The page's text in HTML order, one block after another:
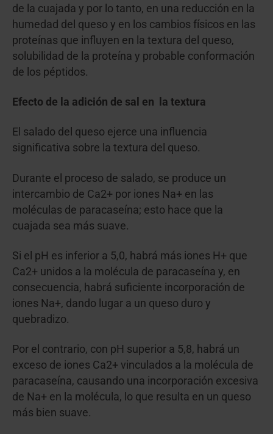
de la cuajada y por lo tanto, en una reducción en la
humedad del queso y en los cambios físicos en las
proteínas que influyen en la textura del queso,
solubilidad de la proteína y probable conformación
de los péptidos.
Efecto de la adición de sal en la textura
El salado del queso ejerce una influencia
significativa sobre la textura del queso.
Durante el proceso de salado, se produce un
intercambio de Ca2+ por iones Na+ en las
moléculas de paracaseína; esto hace que la
cuajada sea más suave.
Si el pH es inferior a 5,0, habrá más iones H+ que
Ca2+ unidos a la molécula de paracaseína y, en
consecuencia, habrá suficiente incorporación de
iones Na+, dando lugar a un queso duro y
quebradizo.
Por el contrario, con pH superior a 5,8, habrá un
exceso de iones Ca2+ vinculados a la molécula de
paracaseína, causando una incorporación excesiva
de Na+ en la molécula, lo que resulta en un queso
más bien suave.